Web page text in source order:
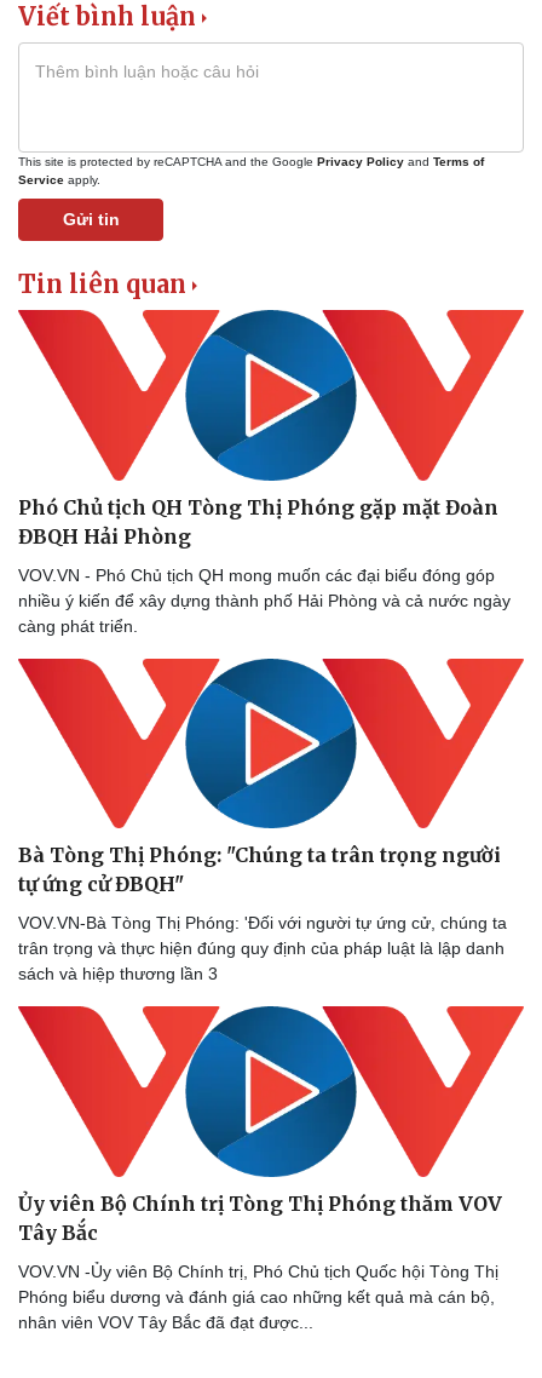
Kinh tế
Bất động sản
Khởi nghiệp
Thị trường
Giá vàng
Tiêu dùng
Chứng khoán
Viết bình luận
This site is protected by reCAPTCHA and the Google Privacy Policy and Terms of
Service apply.
Gửi tin
Tin liên quan
Phó Chủ tịch QH Tòng Thị Phóng gặp mặt Đoàn
ĐBQH Hải Phòng
VOV.VN - Phó Chủ tịch QH mong muốn các đại biểu đóng góp
nhiều ý kiến để xây dựng thành phố Hải Phòng và cả nước ngày
càng phát triển.
Bà Tòng Thị Phóng: "Chúng ta trân trọng người
tự ứng cử ĐBQH"
VOV.VN-Bà Tòng Thị Phóng: 'Đối với người tự ứng cử, chúng ta
trân trọng và thực hiện đúng quy định của pháp luật là lập danh
sách và hiệp thương lần 3
Ủy viên Bộ Chính trị Tòng Thị Phóng thăm VOV
Tây Bắc
VOV.VN -Ủy viên Bộ Chính trị, Phó Chủ tịch Quốc hội Tòng Thị
Phóng biểu dương và đánh giá cao những kết quả mà cán bộ,
nhân viên VOV Tây Bắc đã đạt được...